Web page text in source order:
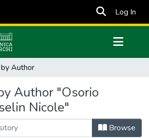
Log In
Author
Author "Osorio
Nicole"
Browse